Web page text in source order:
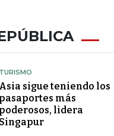
TURISMO
Asia sigue teniendo los
pasaportes más
poderosos, lidera
Singapur